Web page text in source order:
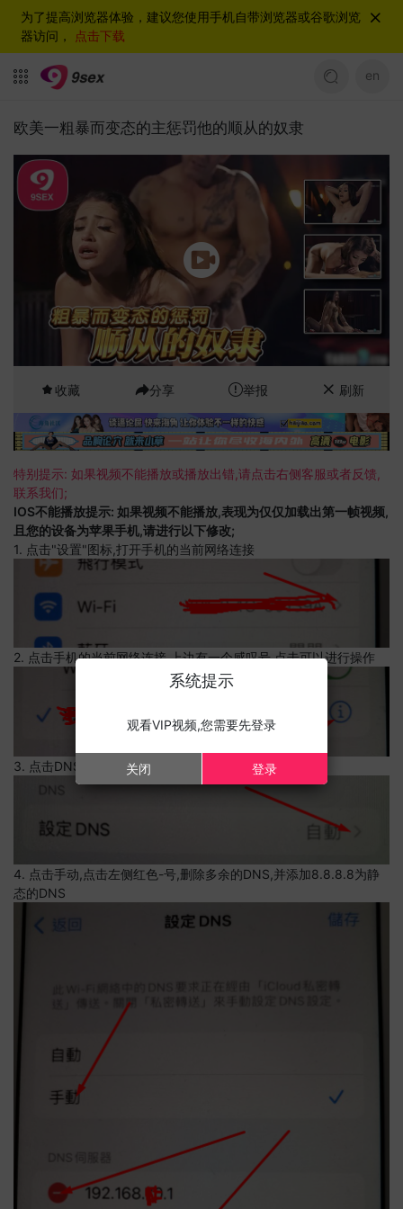
为了提高浏览器体验，建议您使用手机自带浏览器或谷歌浏览
器访问， 点击下载
en
欧美一粗暴而变态的主惩罚他的顺从的奴隶
收藏 分享 举报 刷新
特别提示: 如果视频不能播放或播放出错,请点击右侧客服或者反馈,
联系我们;
IOS不能播放提示: 如果视频不能播放,表现为仅仅加载出第一帧视频,
且您的设备为苹果手机,请进行以下修改;
1. 点击"设置"图标,打开手机的当前网络连接
2. 点击手机的当前网络连接,上边有一个感叹号,点击可以进行操作
3. 点击DNS设置
4. 点击手动,点击左侧红色-号,删除多余的DNS,并添加8.8.8.8为静
态的DNS
系统提示
观看VIP视频,您需要先登录
关闭 登录